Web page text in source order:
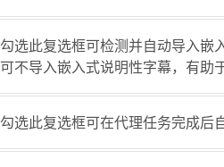
勾选此复选框可检测并自动导入嵌
可不导入嵌入式说明性字幕，有助
勾选此复选框可在代理任务完成后